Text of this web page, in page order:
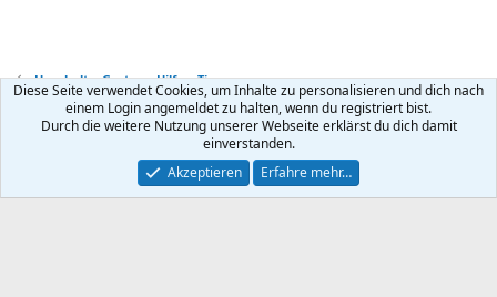
Haushalt + Garten - Hilfe + Tipps
Kontakt Nutzungsbedingungen Datenschutz Hilfe
R
Community platform by XenForo ® © 2010-2026 XenForo Ltd.
Diese Seite verwendet Cookies, um Inhalte zu personalisieren und dich nach
einem Login angemeldet zu halten, wenn du registriert bist.
Durch die weitere Nutzung unserer Webseite erklärst du dich damit
einverstanden.
Akzeptieren
Erfahre mehr…